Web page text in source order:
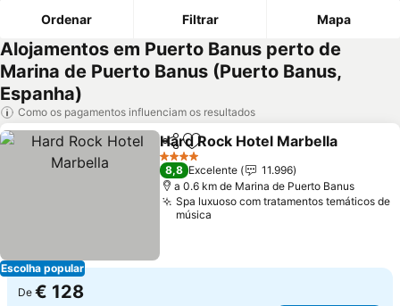
Ordenar Filtrar Mapa
Alojamentos em Puerto Banus perto de
Marina de Puerto Banus (Puerto Banus,
Espanha)
Como os pagamentos influenciam os resultados
Escolha popular
PartilharAdicionar aos favoritos
Hard Rock Hotel Marbella
4 Estrelas
8,8 Excelente
11.996
a 0.6 km de Marina de Puerto Banus
Spa luxuoso com tratamentos temáticos de
música
De € 128